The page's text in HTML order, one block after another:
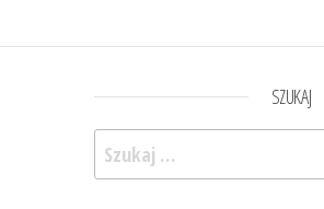
SZUKAJ
Szukaj: